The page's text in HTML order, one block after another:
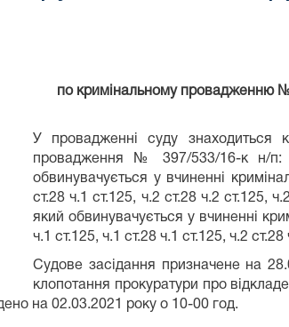
по кримінальному провадженню
У провадженні суду
провадження № 397/533/16-к н/п:
обвинувачується у вчиненні
ст.28 ч.1 ст.125, ч.2 ст.28 ч.2 ст.125,
який обвинувачується у вчиненні
ч.1 ст.125, ч.1 ст.28 ч.1 ст.125, ч.2
Судове засідання призначене на
клопотання прокуратури про
на 02.03.2021 року о 10-00 год.